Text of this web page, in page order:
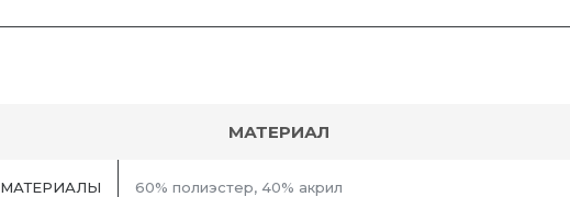
МАТЕРИАЛ
МАТЕРИАЛЫ 60% полиэстер, 40% акрил